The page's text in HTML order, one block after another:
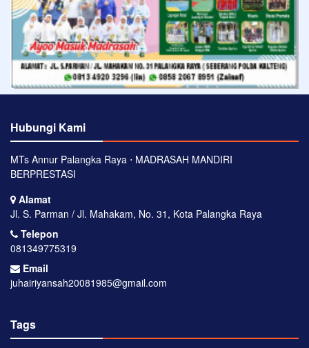
Hubungi Kami
MTs Annur Palangka Raya ⋅ MADRASAH MANDIRI
BERPRESTASI
Alamat
Jl. S. Parman / Jl. Mahakam, No. 31, Kota Palangka Raya
Telepon
081349775319
Email
juhairiyansah20081985@gmail.com
Tags